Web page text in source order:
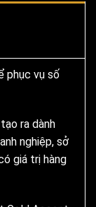
phục vụ số
ra dành
nghiệp, sở
giá trị hàng